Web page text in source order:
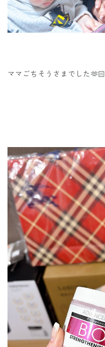
ママごちそうさまでした🫶🏻